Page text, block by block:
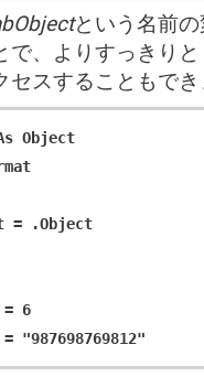
という名前
で、よりすっきり
セスすることもでき
Object
= 6